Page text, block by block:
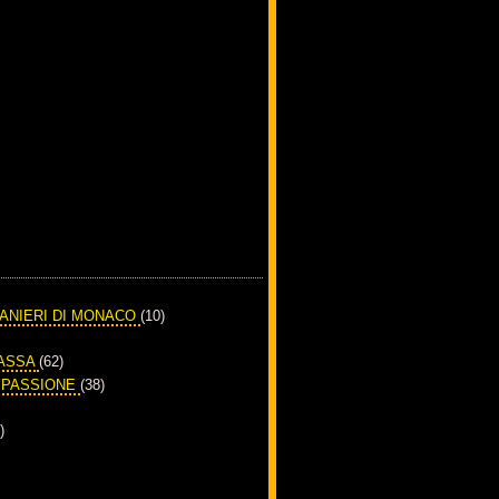
DI MONACO (10)
(62)
(38)